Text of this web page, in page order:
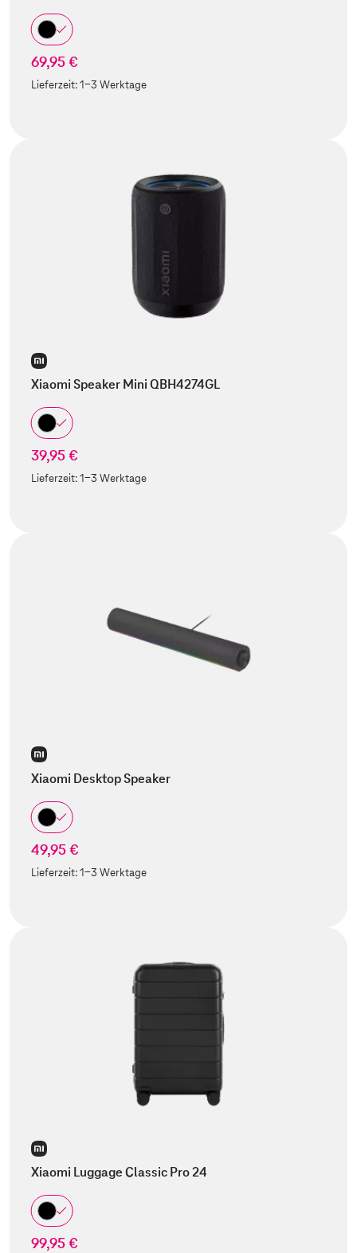
69,95 €
Lieferzeit:1-3 Werktage
Xiaomi Speaker Mini QBH4274GL
39,95 €
Lieferzeit:1-3 Werktage
Xiaomi Desktop Speaker
49,95 €
Lieferzeit:1-3 Werktage
Xiaomi Luggage Classic Pro 24
99,95 €